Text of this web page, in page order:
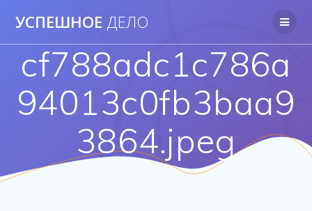
УСПЕШНОЕ ДЕЛО
cf788adc1c786a
94013c0fb3baa9
3864.jpeg